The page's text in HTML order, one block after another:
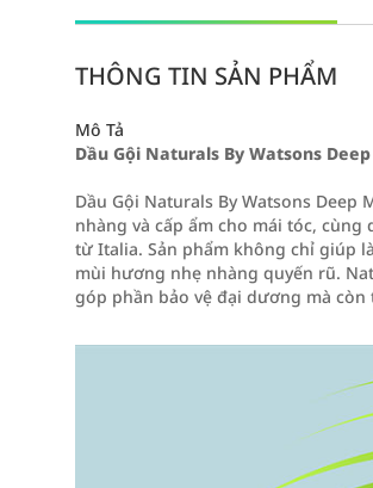
THÔNG TIN SẢN PHẨM
Mô Tả
Dầu Gội Naturals By Watsons
Dầu Gội Naturals By Watsons
nhàng và cấp ẩm cho mái tóc,
từ Italia. Sản phẩm không chỉ giúp
mùi hương nhẹ nhàng quyến rũ.
góp phần bảo vệ đại dương mà